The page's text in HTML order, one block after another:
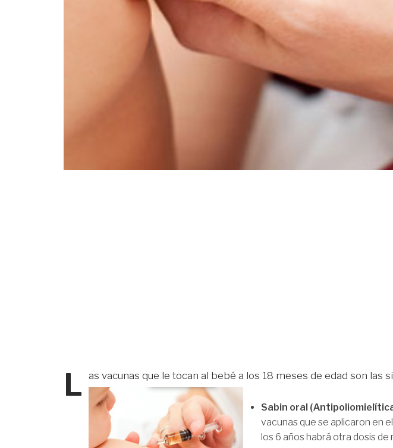
L as vacunas que le tocan al bebé a los 18 meses de edad son las
Sabin oral
vacunas que se aplicaron en
los 6 años habrá otra dosis de